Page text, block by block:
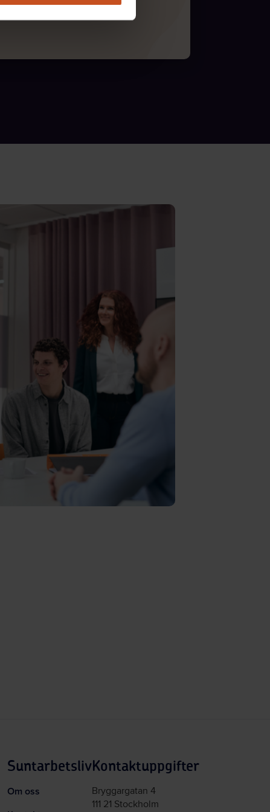
som minskar stress.
Suntarbetsliv
Om oss
Kontaktuppgifter
Bryggargatan 4
111 21 Stockholm